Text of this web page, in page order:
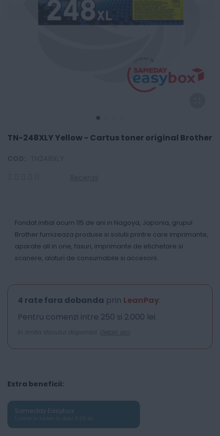
TN-248XLY Yellow - Cartus toner original Brother
Fondat initial acum 115 de ani in Nagoya, Japonia, grupul
Brother furnizeaza produse si solutii printre care imprimante,
aparate all in one, faxuri, imprimante de etichetare si
scanere, alaturi de consumabile si accesorii.
4 rate fara dobanda prin LeanPay.
Pentru comenzi intre 250 si 2.000 lei.
In limita stocului disponibil. Detalii aici
Extra beneficii:
Sameday Easybox